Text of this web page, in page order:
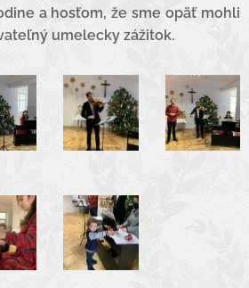
a hosťom, že sme opäť mohli
umelecky zážitok.